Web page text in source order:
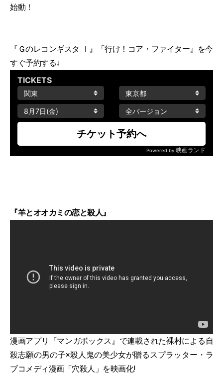
始動！
『Ｇのレコンギスタ Ⅰ』「行け！コア・ファイター』を今
すぐ予約する↓
『羊とオオカミの恋と殺人』
漫画アプリ『マンガボックス』で連載された裸村による自
殺志願の男の子×殺人鬼の美少女が贈るスプラッター・ラ
ブコメディ漫画「穴殺人」を映画化!